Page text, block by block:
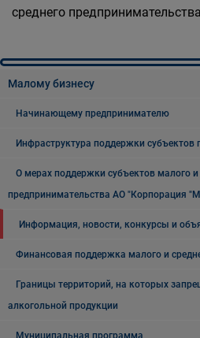
среднего
Малому бизнесу
Начинающему предпринимателю
Инфраструктура поддержки субъектов
О мерах поддержки субъектов малого и
предпринимательства АО "Корпорация
Информация, новости, конкурсы и
Финансовая поддержка малого и
Границы территорий, на которых
алкогольной продукции
Муниципальная программа